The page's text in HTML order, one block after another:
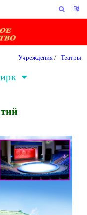
Учреждения / Театры